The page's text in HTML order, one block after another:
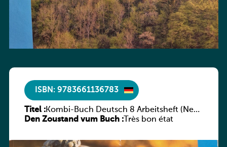
ISBN: 9783661136783
Titel :Kombi-Buch Deutsch 8 Arbeitsheft (Neue
Ausgabe Luxemburg)
Den Zoustand vum Buch :Très bon état